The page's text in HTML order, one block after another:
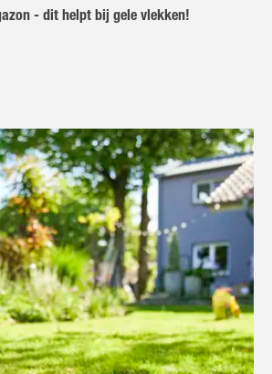
- dit helpt bij gele vlekken!